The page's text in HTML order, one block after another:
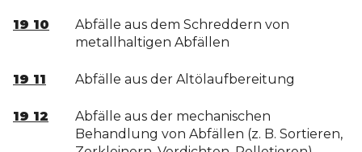
19 10
Abfälle aus dem Schreddern von
metallhaltigen Abfällen
19 11 Abfälle aus der Altölaufbereitung
19 12
Abfälle aus der mechanischen
Behandlung von Abfällen (z. B. Sortieren,